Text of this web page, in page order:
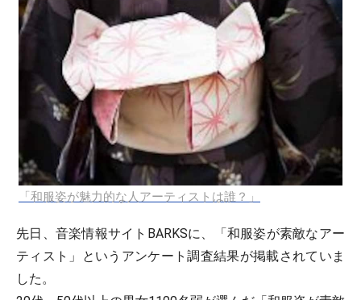
「和服姿が魅力的な人アーティストは誰？」
先日、音楽情報サイトBARKSに、「和服姿が素敵なアー
ティスト」というアンケート調査結果が掲載されていま
した。